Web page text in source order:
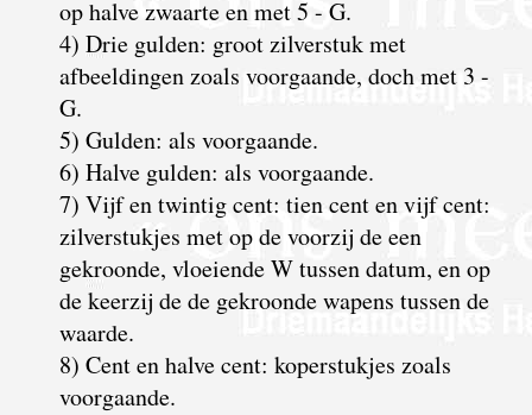
op halve zwaarte en met 5 - G.
4) Drie gulden: groot zilverstuk met
afbeeldingen zoals voorgaande, doch met 3 -
G.
5) Gulden: als voorgaande.
6) Halve gulden: als voorgaande.
7) Vijf en twintig cent: tien cent en vijf cent:
zilverstukjes met op de voorzij de een
gekroonde, vloeiende W tussen datum, en op
de keerzij de de gekroonde wapens tussen de
waarde.
8) Cent en halve cent: koperstukjes zoals
voorgaande.